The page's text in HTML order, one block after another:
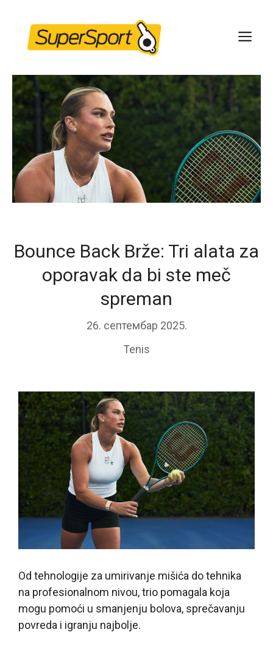
content
Bounce Back Brže: Tri alata za
oporavak da bi ste meč
spreman
26. септембар 2025.
Tenis
Od tehnologije za umirivanje mišića do tehnika
na profesionalnom nivou, trio pomagala koja
mogu pomoći u smanjenju bolova, sprečavanju
povreda i igranju najbolje.